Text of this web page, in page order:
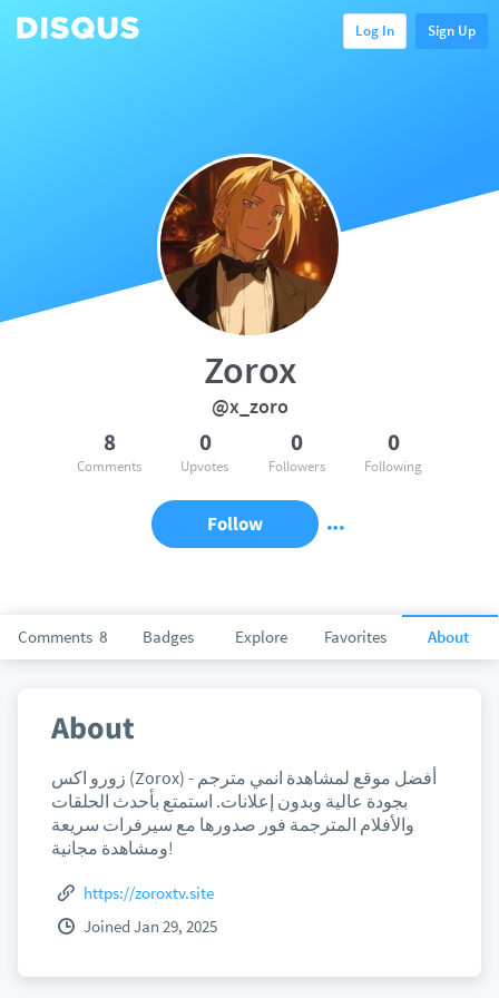
Log In Sign Up
Comments 8 Badges Explore Favorites About
Zorox
@x_zoro
8
Comments
0
Upvotes
0
Followers
0
Following
Follow
About
زورو اكس (Zorox) - أفضل موقع لمشاهدة انمي مترجم
بجودة عالية وبدون إعلانات. استمتع بأحدث الحلقات
والأفلام المترجمة فور صدورها مع سيرفرات سريعة
ومشاهدة مجانية!
https://zoroxtv.site
Joined Jan 29, 2025